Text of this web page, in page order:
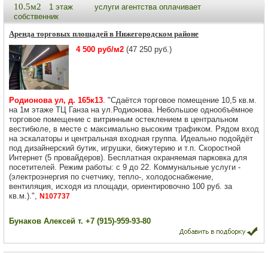
10.5м2 1 этаж
услуги агентства оплачивает
собственник
Аренда торговых площадей в Нижегородском районе
4 500 руб/м2 (47 250 руб.)
Родионова ул, д. 165к13. "Сдаётся торговое помещение 10,5 кв.м.
на 1м этаже ТЦ Ганза на ул.Родионова. Небольшое однообъёмное
торговое помещение с витринным остеклением в центральном
вестибюле, в месте с максимально высоким трафиком. Рядом вход
на эскалаторы и центральная входная группа. Идеально подойдёт
под дизайнерский бутик, игрушки, бижутерию и т.п. Скоростной
Интернет (5 провайдеров). Бесплатная охраняемая парковка для
посетителей. Режим работы: с 9 до 22. Коммунальные услуги -
(электроэнергия по счетчику, тепло-, холодоснабжение,
вентиляция, исходя из площади, ориентировочно 100 руб. за
кв.м.).", N107737
Бунаков Алексей т. +7 (915)-959-93-80